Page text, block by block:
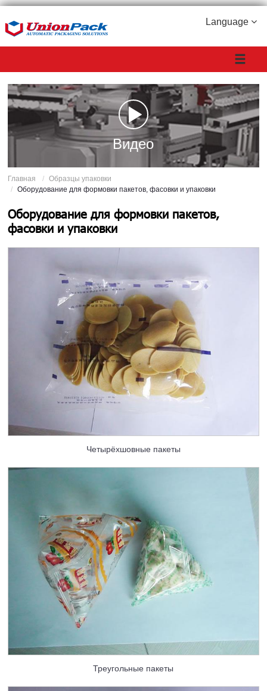
Language
Видео
Главная
Образцы упаковки
Оборудование для формовки пакетов, фасовки и упаковки
Оборудование для формовки пакетов,
фасовки и упаковки
Четырёхшовные пакеты
Треугольные пакеты